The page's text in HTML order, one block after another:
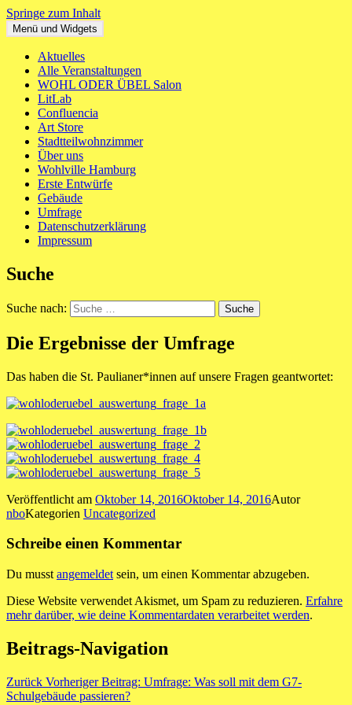
Springe zum Inhalt
WOHL ODER ÜBEL
Ein neues Haus für St. Pauli Mitte
Menü und Widgets
Aktuelles
Alle Veranstaltungen
WOHL ODER ÜBEL Salon
LitLab
Confluencia
Art Store
Stadtteilwohnzimmer
Über uns
Wohlville Hamburg
Erste Entwürfe
Gebäude
Umfrage
Datenschutzerklärung
Impressum
Suche
Suche nach:
Die Ergebnisse der Umfrage
Das haben die St. Paulianer*innen auf unsere Fragen geantwortet:
Veröffentlicht am Oktober 14, 2016Oktober 14, 2016Autor
nboKategorien Uncategorized
Schreibe einen Kommentar
Du musst angemeldet sein, um einen Kommentar abzugeben.
Diese Website verwendet Akismet, um Spam zu reduzieren. Erfahre
mehr darüber, wie deine Kommentardaten verarbeitet werden.
Beitrags-Navigation
Zurück Vorheriger Beitrag: Umfrage: Was soll mit dem G7-
Schulgebäude passieren?